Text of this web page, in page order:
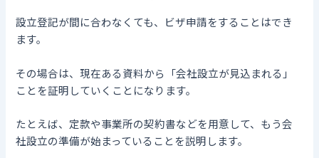
設立登記が間に合わなくても、ビザ申請をすることはでき
ます。
その場合は、現在ある資料から「会社設立が見込まれる」
ことを証明していくことになります。
たとえば、定款や事業所の契約書などを用意して、もう会
社設立の準備が始まっていることを説明します。